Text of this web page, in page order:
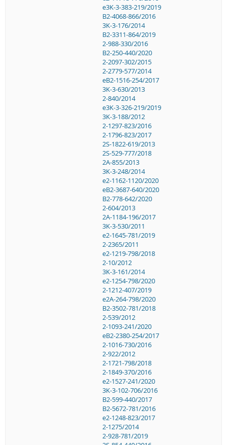
e3K-3-383-219/2019
B2-4068-866/2016
3K-3-176/2014
B2-3311-864/2019
2-988-330/2016
B2-250-440/2020
2-2097-302/2015
2-2779-577/2014
eB2-1516-254/2017
3K-3-630/2013
2-840/2014
e3K-3-326-219/2019
3K-3-188/2012
2-1297-823/2016
2-1796-823/2017
2S-1822-619/2013
2S-529-777/2018
2A-855/2013
3K-3-248/2014
e2-1162-1120/2020
eB2-3687-640/2020
B2-778-642/2020
2-604/2013
2A-1184-196/2017
3K-3-530/2011
e2-1645-781/2019
2-2365/2011
e2-1219-798/2018
2-10/2012
3K-3-161/2014
e2-1254-798/2020
2-1212-407/2019
e2A-264-798/2020
B2-3502-781/2018
2-539/2012
2-1093-241/2020
eB2-2380-254/2017
2-1016-730/2016
2-922/2012
2-1721-798/2018
2-1849-370/2016
e2-1527-241/2020
3K-3-102-706/2016
B2-599-440/2017
B2-5672-781/2016
e2-1248-823/2017
2-1275/2014
2-928-781/2019